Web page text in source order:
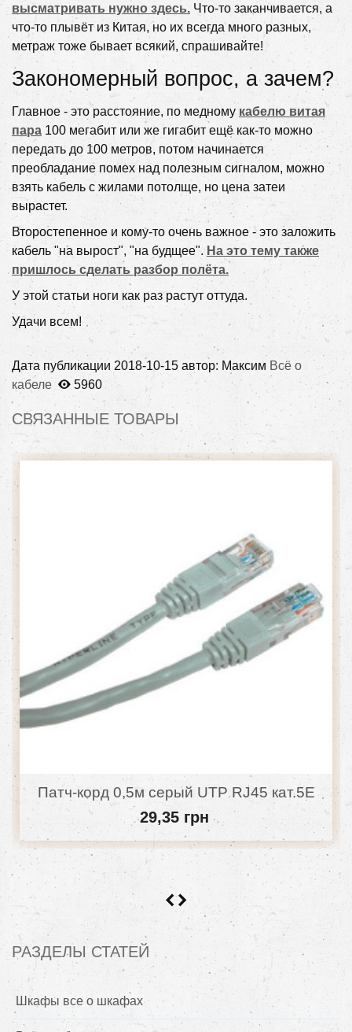
высматривать нужно здесь. Что-то заканчивается, а
что-то плывёт из Китая, но их всегда много разных,
метраж тоже бывает всякий, спрашивайте!
Закономерный вопрос, а зачем?
Главное - это расстояние, по медному кабелю витая
пара 100 мегабит или же гигабит ещё как-то можно
передать до 100 метров, потом начинается
преобладание помех над полезным сигналом, можно
взять кабель с жилами потолще, но цена затеи
вырастет.
Второстепенное и кому-то очень важное - это заложить
кабель "на вырост", "на будщее". На это тему также
пришлось сделать разбор полёта.
У этой статьи ноги как раз растут оттуда.
Удачи всем!
Дата публикации 2018-10-15 автор: Максим Всё о
кабеле
5960
СВЯЗАННЫЕ ТОВАРЫ
Патч-корд 0,5м серый UTP RJ45 кат.5Е
29,35 грн
РАЗДЕЛЫ СТАТЕЙ
Шкафы все о шкафах